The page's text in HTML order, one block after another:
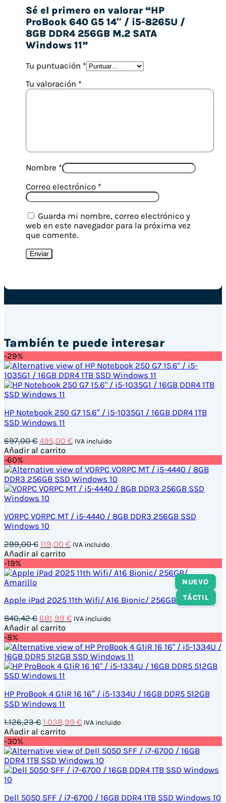
Sé el primero en valorar “HP
ProBook 640 G5 14″ / i5-8265U /
8GB DDR4 256GB M.2 SATA
Windows 11”
Tu puntuación *
Tu valoración *
Nombre *
Correo electrónico *
Guarda mi nombre, correo electrónico y
web en este navegador para la próxima vez
que comente.
También te puede interesar
-29%
HP Notebook 250 G7 15.6″ / i5-1035G1 / 16GB DDR4 1TB
SSD Windows 11
697,00€ El
precio
era:
697,00 €.
495,00 €El
es:
495,00 €.
IVA incluido
Añadir al carrito
-60%
VORPC VORPC MT / i5-4440 / 8GB DDR3 256GB SSD
Windows 10
299,00€ El
precio
era:
119,00 €El
es:
IVA incluido
Añadir al carrito
-19%
NUEVO
TÁCTIL
Apple iPad 2025 11th Wifi/ A16 Bionic/ 256GB/ Amarillo
840,42€ El
precio
era:
840,42 €.
681,99 €El
es:
681,99 €.
IVA incluido
Añadir al carrito
-8%
HP ProBook 4 G1iR 16 16″ / i5-1334U / 16GB DDR5 512GB
SSD Windows 11
1.126,23€ El
precio
era:
1.126,23 €.
1.038,99 €El
es:
1.038,99 €.
IVA incluido
Añadir al carrito
-30%
Dell 5050 SFF / i7-6700 / 16GB DDR4 1TB SSD Windows 10